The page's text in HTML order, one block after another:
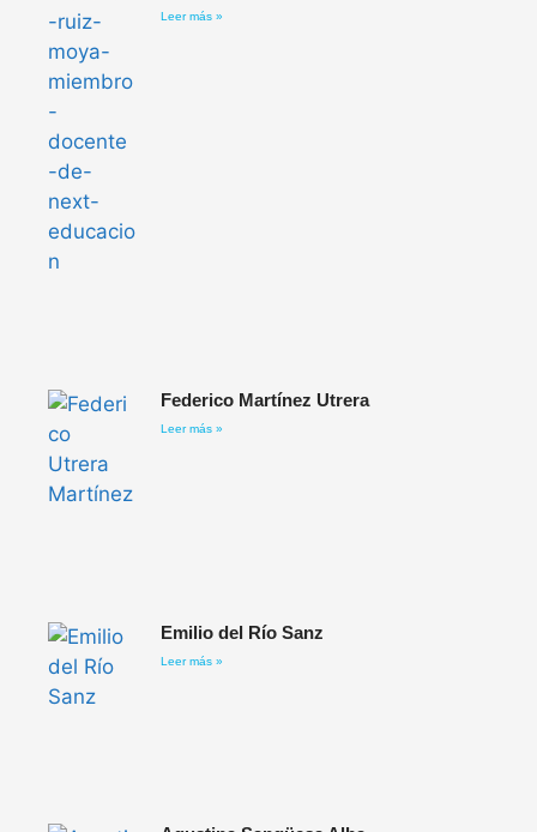
Leer más »
Federico Martínez Utrera
Leer más »
Emilio del Río Sanz
Leer más »